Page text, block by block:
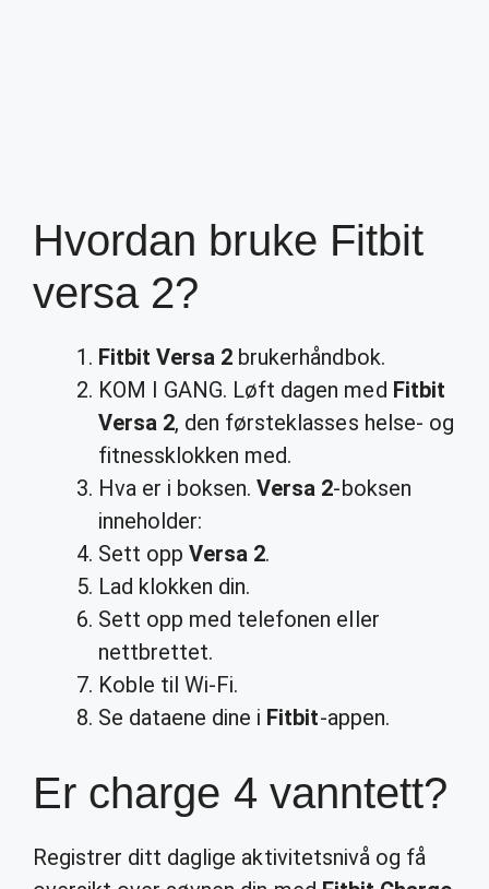
Hvordan bruke Fitbit
versa 2?
Fitbit Versa 2 brukerhåndbok.
KOM I GANG. Løft dagen med Fitbit
Versa 2, den førsteklasses helse- og
fitnessklokken med.
Hva er i boksen.Versa 2-boksen
inneholder:
Sett oppVersa 2.
Lad klokken din.
Sett opp med telefonen eller
nettbrettet.
Koble til Wi-Fi.
Se dataene dine i Fitbit-appen.
Er charge 4 vanntett?
Registrer ditt daglige aktivitetsnivå og få